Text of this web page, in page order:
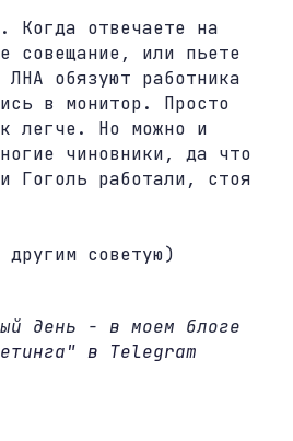
Когда отвечаете на
совещание, или пьете
обязуют работника
в монитор. Просто
легче. Но можно и
чиновники, да что
работали, стоя
советую)
день - в моем блоге
в Telegram